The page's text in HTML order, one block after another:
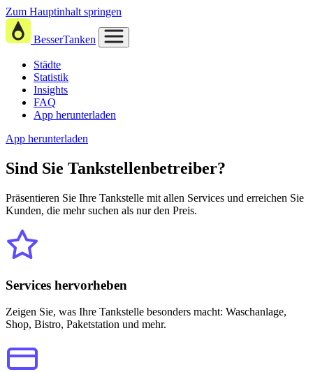
Zum Hauptinhalt springen
BesserTanken
Städte
Statistik
Insights
FAQ
App herunterladen
App herunterladen
Sind Sie Tankstellenbetreiber?
Präsentieren Sie Ihre Tankstelle mit allen Services und erreichen Sie
Kunden, die mehr suchen als nur den Preis.
Services hervorheben
Zeigen Sie, was Ihre Tankstelle besonders macht: Waschanlage,
Shop, Bistro, Paketstation und mehr.